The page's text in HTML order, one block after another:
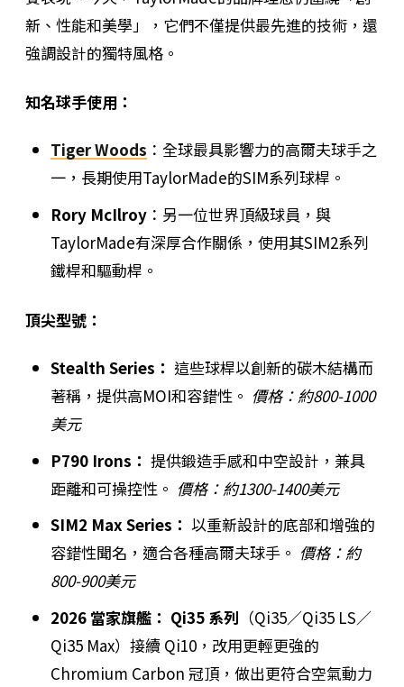
新、性能和美學」，它們不僅提供最先進的技術，還
強調設計的獨特風格。
知名球手使用：
Tiger Woods ：全球最具影響力的高爾夫球手之
一，長期使用TaylorMade的SIM系列球桿。
Rory McIlroy ：另一位世界頂級球員，與
TaylorMade有深厚合作關係，使用其SIM2系列
鐵桿和驅動桿。
頂尖型號：
Stealth Series： 這些球桿以創新的碳木結構而
著稱，提供高MOI和容錯性。 價格：約800-1000
美元
P790 Irons： 提供鍛造手感和中空設計，兼具
距離和可操控性。 價格：約1300-1400美元
SIM2 Max Series： 以重新設計的底部和增強的
容錯性聞名，適合各種高爾夫球手。 價格：約
800-900美元
2026 當家旗艦： Qi35 系列 （Qi35／Qi35 LS／
Qi35 Max）接續 Qi10，改用更輕更強的
Chromium Carbon 冠頂，做出更符合空氣動力